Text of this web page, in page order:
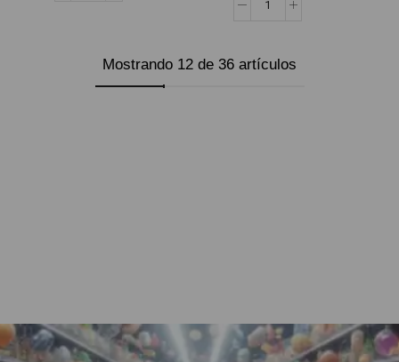
Mostrando 12 de 36 artículos